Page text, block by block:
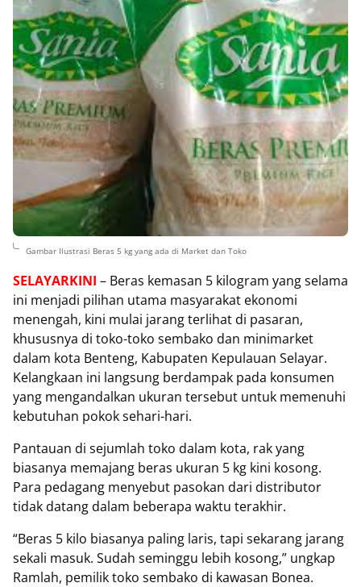
Gambar Ilustrasi Beras 5 kg yang ada di Market dan Toko
SELAYARKINI – Beras kemasan 5 kilogram yang selama
ini menjadi pilihan utama masyarakat ekonomi
menengah, kini mulai jarang terlihat di pasaran,
khususnya di toko-toko sembako dan minimarket
dalam kota Benteng, Kabupaten Kepulauan Selayar.
Kelangkaan ini langsung berdampak pada konsumen
yang mengandalkan ukuran tersebut untuk memenuhi
kebutuhan pokok sehari-hari.
Pantauan di sejumlah toko dalam kota, rak yang
biasanya memajang beras ukuran 5 kg kini kosong.
Para pedagang menyebut pasokan dari distributor
tidak datang dalam beberapa waktu terakhir.
“Beras 5 kilo biasanya paling laris, tapi sekarang jarang
sekali masuk. Sudah seminggu lebih kosong,” ungkap
Ramlah, pemilik toko sembako di kawasan Bonea.